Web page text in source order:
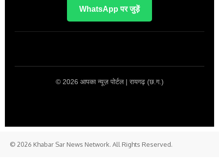
WhatsApp पर जुड़ें
© 2026 आपका न्यूज़ पोर्टल | रायगढ़ (छ.ग.)
© 2026 Khabar Sar News Network. All Rights Reserved.